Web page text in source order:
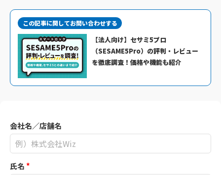
この記事に関してお問い合わせする
【法人向け】セサミ5プロ
（SESAME5Pro）の評判・レビュー
を徹底調査！価格や機能も紹介
会社名／店舗名
氏名*